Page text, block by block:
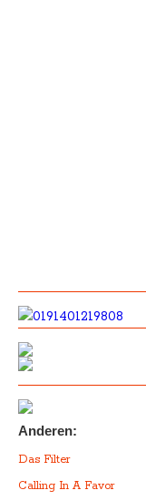
Anderen:
Das Filter
Calling In A Favor